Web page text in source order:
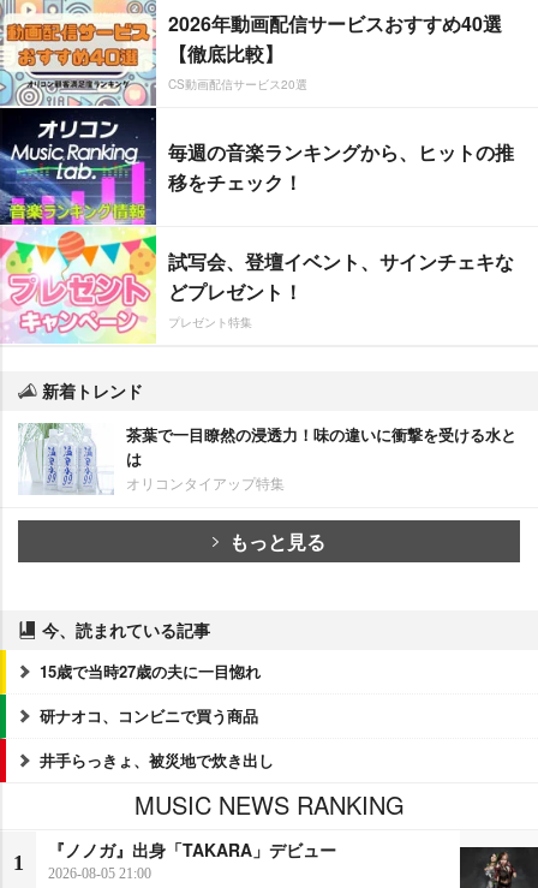
2026年動画配信サービスおすすめ40選
【徹底比較】
CS動画配信サービス20選
毎週の音楽ランキングから、ヒットの推
移をチェック！
試写会、登壇イベント、サインチェキな
どプレゼント！
プレゼント特集
新着トレンド
茶葉で一目瞭然の浸透力！味の違いに衝撃を受ける水と
は
オリコンタイアップ特集
もっと見る
今、読まれている記事
15歳で当時27歳の夫に一目惚れ
研ナオコ、コンビニで買う商品
井手らっきょ、被災地で炊き出し
MUSIC NEWS RANKING
1
『ノノガ』出身「TAKARA」デビュー
2026-08-05 21:00